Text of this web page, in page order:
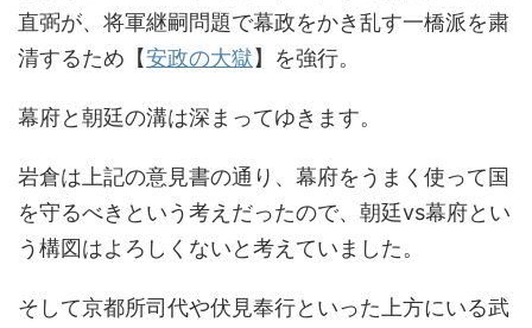
直弼が、将軍継嗣問題で幕政をかき乱す一橋派を粛
清するため【安政の大獄】を強行。
幕府と朝廷の溝は深まってゆきます。
岩倉は上記の意見書の通り、幕府をうまく使って国
を守るべきという考えだったので、朝廷vs幕府とい
う構図はよろしくないと考えていました。
そして京都所司代や伏見奉行といった上方にいる武